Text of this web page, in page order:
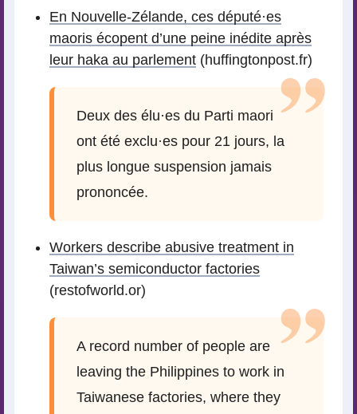
En Nouvelle-Zélande, ces député·es
maoris écopent d’une peine inédite après
leur haka au parlement (huffingtonpost.fr)
Deux des élu·es du Parti maori
ont été exclu·es pour 21 jours, la
plus longue suspension jamais
prononcée.
Workers describe abusive treatment in
Taiwan’s semiconductor factories
(restofworld.or)
A record number of people are
leaving the Philippines to work in
Taiwanese factories, where they